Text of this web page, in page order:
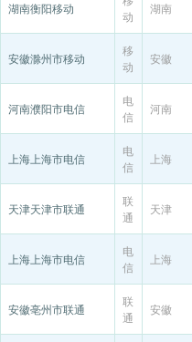
湖南衡阳移动
动
湖南
安徽滁州市移动
移
动
安徽
河南濮阳市电信
电
信
河南
上海上海市电信
电
信
上海
天津天津市联通
联
通
天津
上海上海市电信
电
信
上海
安徽亳州市联通
联
通
安徽